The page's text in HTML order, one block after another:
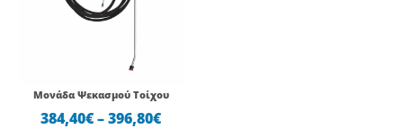
Μονάδα Ψεκασμού Τοίχου
384,40€–396,80€